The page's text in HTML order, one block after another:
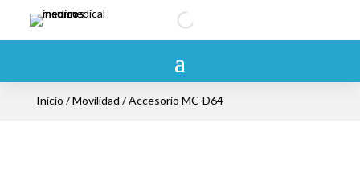
Inicio /Movilidad / Accesorio MC-D64